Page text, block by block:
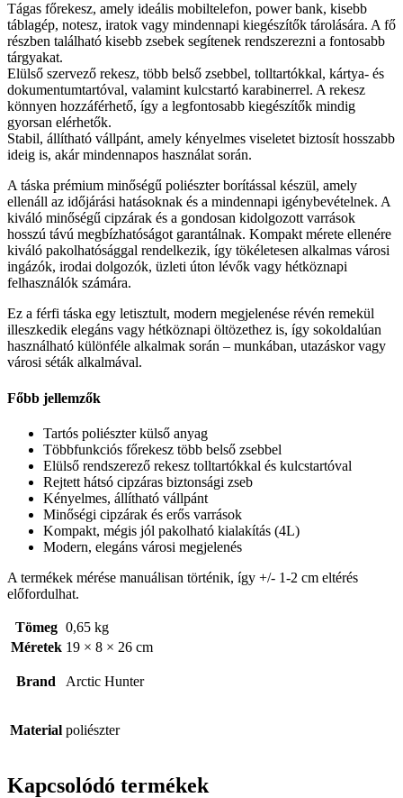
Tágas főrekesz, amely ideális mobiltelefon, power bank, kisebb
táblagép, notesz, iratok vagy mindennapi kiegészítők tárolására. A fő
részben található kisebb zsebek segítenek rendszerezni a fontosabb
tárgyakat.
Elülső szervező rekesz, több belső zsebbel, tolltartókkal, kártya- és
dokumentumtartóval, valamint kulcstartó karabinerrel. A rekesz
könnyen hozzáférhető, így a legfontosabb kiegészítők mindig
gyorsan elérhetők.
Stabil, állítható vállpánt, amely kényelmes viseletet biztosít hosszabb
ideig is, akár mindennapos használat során.
A táska prémium minőségű poliészter borítással készül, amely
ellenáll az időjárási hatásoknak és a mindennapi igénybevételnek. A
kiváló minőségű cipzárak és a gondosan kidolgozott varrások
hosszú távú megbízhatóságot garantálnak. Kompakt mérete ellenére
kiváló pakolhatósággal rendelkezik, így tökéletesen alkalmas városi
ingázók, irodai dolgozók, üzleti úton lévők vagy hétköznapi
felhasználók számára.
Ez a férfi táska egy letisztult, modern megjelenése révén remekül
illeszkedik elegáns vagy hétköznapi öltözethez is, így sokoldalúan
használható különféle alkalmak során – munkában, utazáskor vagy
városi séták alkalmával.
Főbb jellemzők
Tartós poliészter külső anyag
Többfunkciós főrekesz több belső zsebbel
Elülső rendszerező rekesz tolltartókkal és kulcstartóval
Rejtett hátsó cipzáras biztonsági zseb
Kényelmes, állítható vállpánt
Minőségi cipzárak és erős varrások
Kompakt, mégis jól pakolható kialakítás (4L)
Modern, elegáns városi megjelenés
A termékek mérése manuálisan történik, így +/- 1-2 cm eltérés
előfordulhat.
Tömeg 0,65 kg
Méretek 19 × 8 × 26 cm
Brand Arctic Hunter
Material poliészter
Kapcsolódó termékek